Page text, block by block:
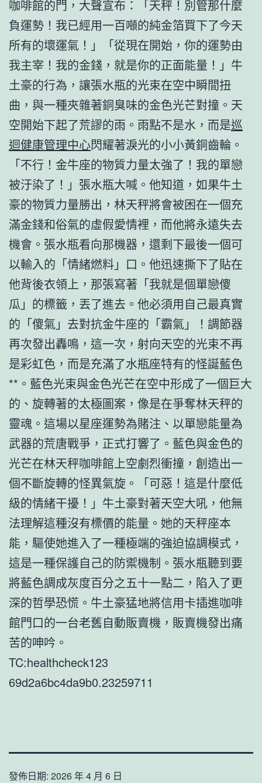
咖啡館的門，大聲宣布：「天秤！別管那什麼
負運勢！我已經用一百噸的純金箔買下了今天
所有的壞運氣！」「從現在開始，你的運勢由
我主宰！我的金錢，就是你的正面能量！」牛
土豪的行為，讓張水瓶的光束在空中瞬間扭
曲，與一種夾雜著銅臭味的金色光芒對撞。天
空開始下起了荒謬的雨。雨點不是水，而是巡
迴健康管理中心閃耀著淚光的小小黃銅齒輪。
「不行！金牛座的物質力量太強了！我的單戀
被汙染了！」張水瓶大喊。他知道，如果牛土
豪的物質力量勝出，林天秤將會被困在一個充
滿金錢和俗氣的虛假愛情裡，而他將永遠失去
機會。張水瓶看向那機器，還剩下最後一個可
以輸入的「情緒燃料」口。他迅速撕下了貼在
他背後衣領上，那張寫著「我就是個單戀傻
瓜」的標籤，丟了進去。他必須用自己最真實
的「傻氣」去對抗金牛座的「霸氣」！調節器
再次發出轟鳴，這一次，射向天空的光束不再
是彩虹色，而是充滿了水瓶座特有的怪誕藍色
**。藍色光束與金色光芒在空中形成了一個巨大
的、旋轉著的太極圖案，像是在爭奪林天秤的
靈魂。這場以星座運勢為賭注、以單戀能量為
武器的荒唐戰爭，正式打響了。藍色與金色的
光芒在林天秤咖啡館上空劇烈衝撞，創造出一
個不斷旋轉的怪異氣旋。「可惡！這是什麼低
級的情緒干擾！」牛土豪對著天空大吼，他無
法理解這種沒有標價的能量。她的天秤座本
能，驅使她進入了一種極端的強迫協調模式，
這是一種保護自己的防禦機制。張水瓶聽到要
將藍色調成灰度百分之五十一點二，陷入了更
深的哲學恐慌。牛土豪猛地將信用卡插進咖啡
館門口的一台老舊自動販賣機，販賣機發出痛
苦的呻吟。
TC:healthcheck123
69d2a6bc4da9b0.23259711
發佈日期: 2026 年 4 月 6 日